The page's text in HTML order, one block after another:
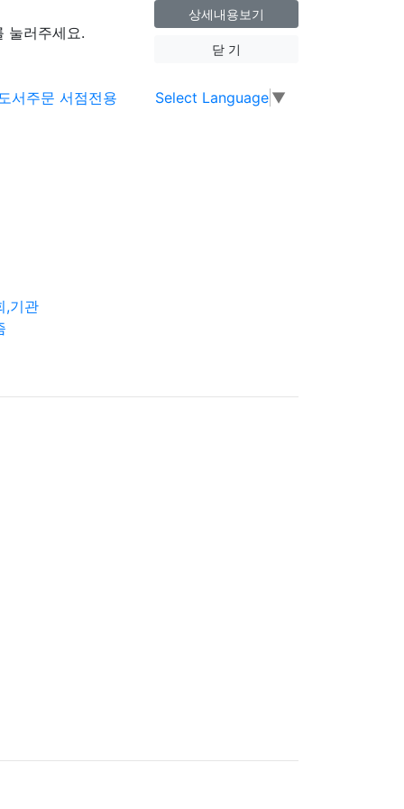
눌러주세요.
상세내용보기
닫 기
Select Language ▼
,기관